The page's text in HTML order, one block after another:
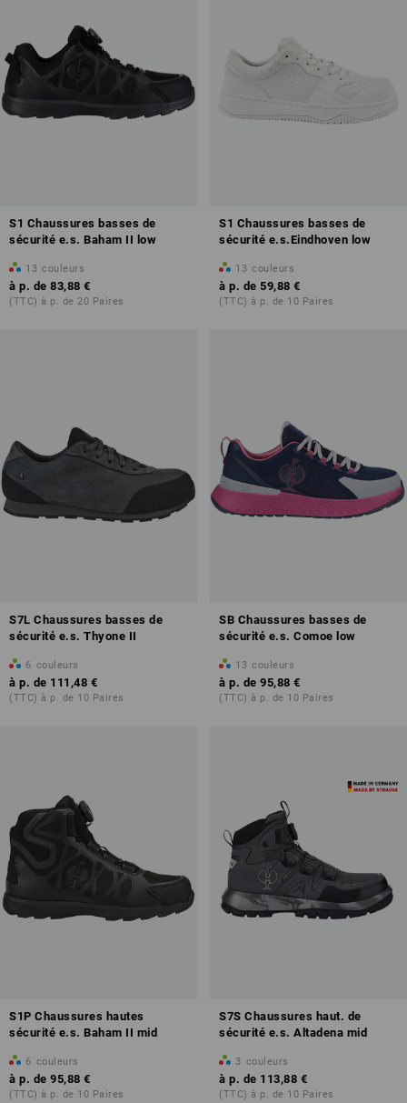
S1 Chaussures basses de
sécurité e.s. Baham II low
13 couleurs
à p. de 83,88 €
(TTC) à p. de 20 Paires
S1 Chaussures basses de
sécurité e.s.Eindhoven low
13 couleurs
à p. de 59,88 €
(TTC) à p. de 10 Paires
S7L Chaussures basses de
sécurité e.s. Thyone II
6 couleurs
à p. de 111,48 €
(TTC) à p. de 10 Paires
SB Chaussures basses de
sécurité e.s. Comoe low
13 couleurs
à p. de 95,88 €
(TTC) à p. de 10 Paires
S1P Chaussures hautes
sécurité e.s. Baham II mid
6 couleurs
à p. de 95,88 €
(TTC) à p. de 10 Paires
S7S Chaussures haut. de
sécurité e.s. Altadena mid
3 couleurs
à p. de 113,88 €
(TTC) à p. de 10 Paires